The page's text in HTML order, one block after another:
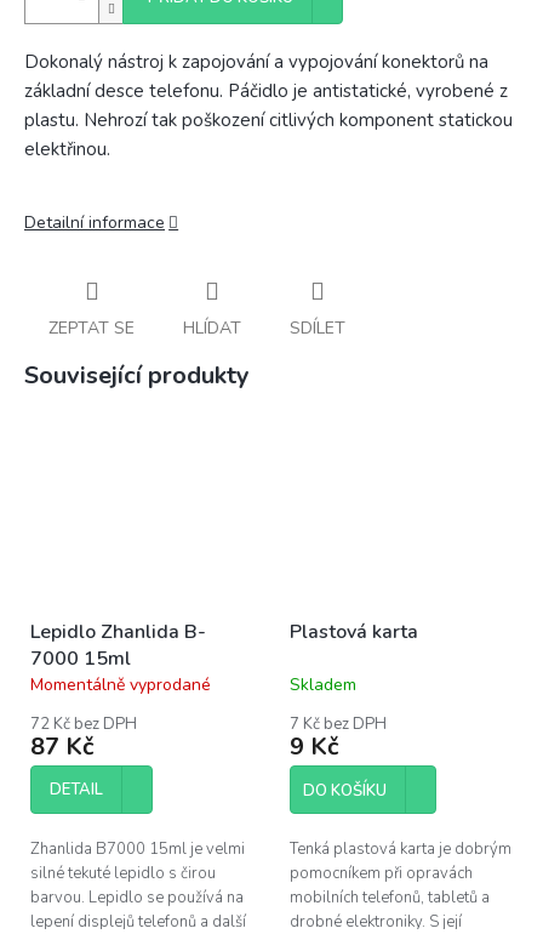
Dokonalý nástroj k zapojování a vypojování konektorů na
základní desce telefonu. Páčidlo je antistatické, vyrobené z
plastu. Nehrozí tak poškození citlivých komponent statickou
elektřinou.
Detailní informace
ZEPTAT SE HLÍDAT SDÍLET
Související produkty
Lepidlo Zhanlida B-
7000 15ml
Průměrné
produktu
je
3,9
hvězdiček.
Momentálně vyprodané
72 Kč bez DPH
87 Kč
DETAIL
Zhanlida B7000 15ml je velmi
silné tekuté lepidlo s čirou
barvou. Lepidlo se používá na
lepení displejů telefonů a další
Plastová karta
Průměrné
produktu
je
5,0
hvězdiček.
Skladem
7 Kč bez DPH
9 Kč
DO KOŠÍKU
Tenká plastová karta je dobrým
pomocníkem při opravách
mobilních telefonů, tabletů a
drobné elektroniky. S její